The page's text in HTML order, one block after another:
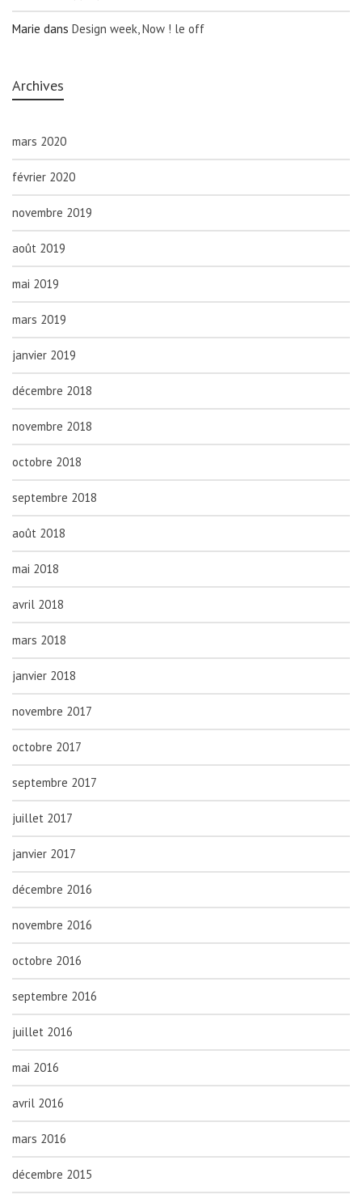
Marie dans Design week, Now ! le off
Archives
mars 2020
février 2020
novembre 2019
août 2019
mai 2019
mars 2019
janvier 2019
décembre 2018
novembre 2018
octobre 2018
septembre 2018
août 2018
mai 2018
avril 2018
mars 2018
janvier 2018
novembre 2017
octobre 2017
septembre 2017
juillet 2017
janvier 2017
décembre 2016
novembre 2016
octobre 2016
septembre 2016
juillet 2016
mai 2016
avril 2016
mars 2016
décembre 2015